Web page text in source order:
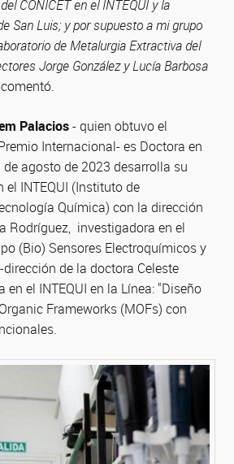
CONICET en el INTEQUI y la
San Luis; y por supuesto a mi grupo
de Metalurgia Extractiva del
Jorge González y Lucía Barbosa
Palacios- quien obtuvo el
Internacional- es Doctora en
agosto de 2023 desarrolla su
el INTEQUI (Instituto de
Química) con la dirección
Rodríguez, investigadora en el
(Bio) Sensores Electroquímicos y
de la doctora Celeste
en el INTEQUI en la Línea: "Diseño
Frameworks (MOFs) con